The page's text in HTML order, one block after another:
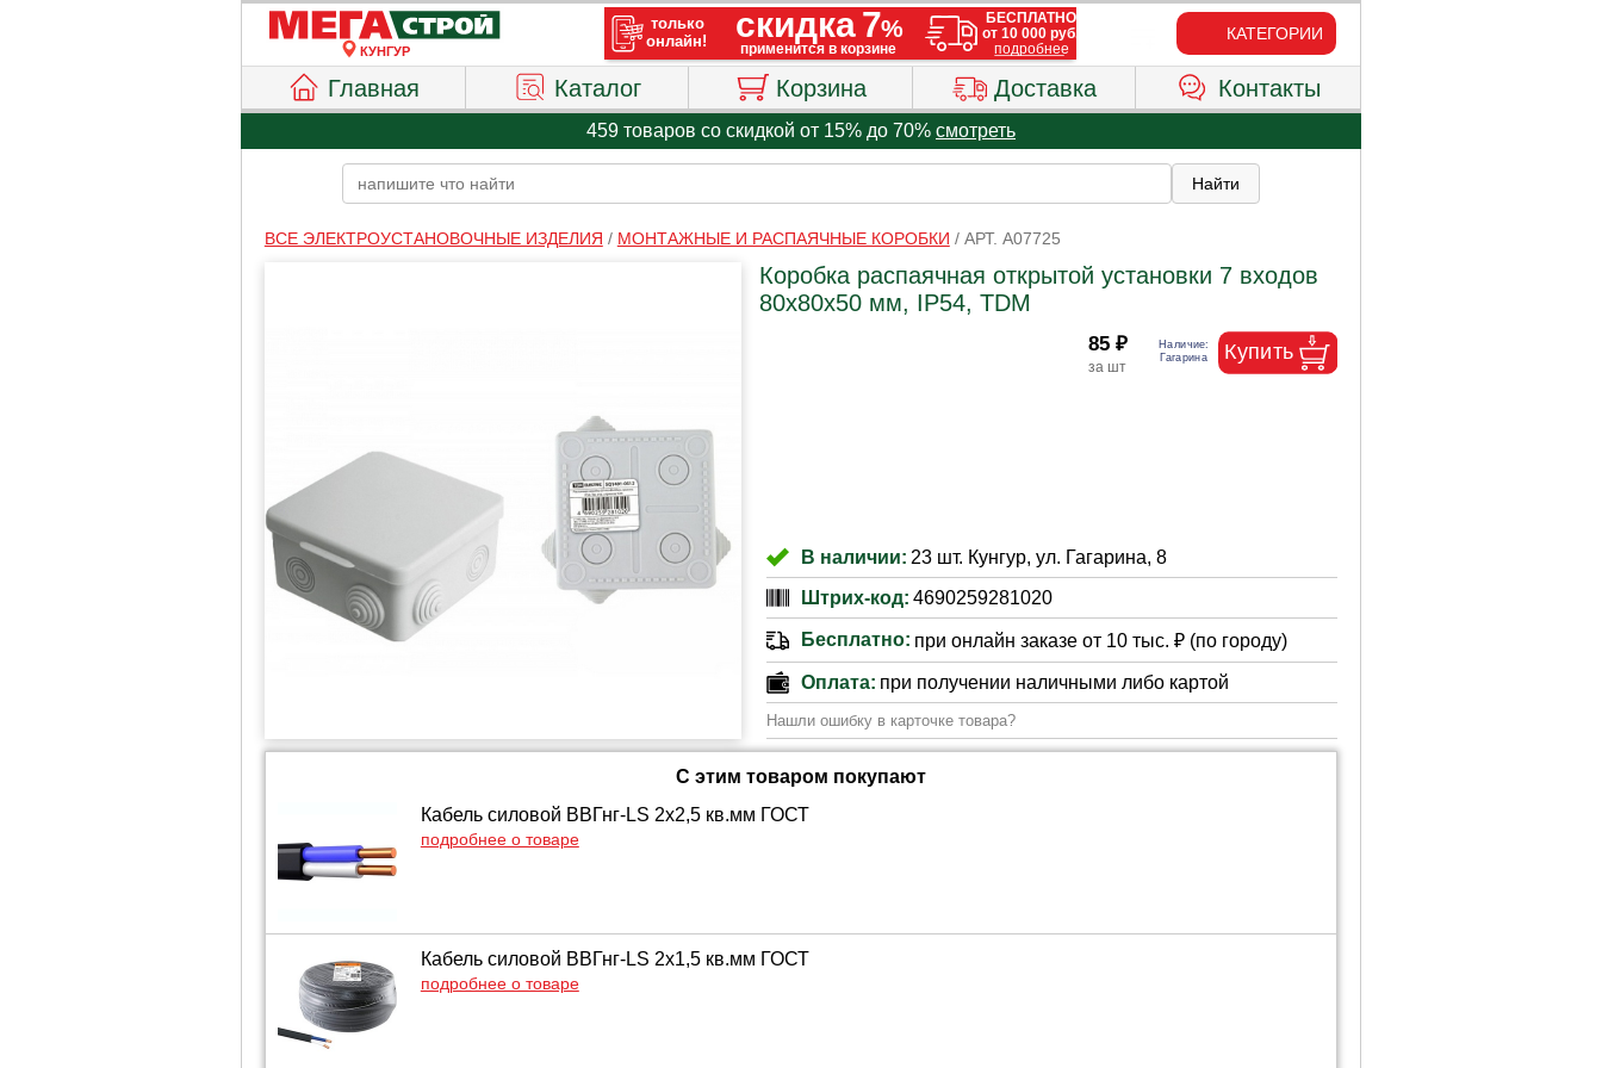
КУНГУР
КАТЕГОРИИ
Главная Каталог Корзина Доставка Контакты
459 товаров со скидкой от 15% до 70% смотреть
ВСЕ ЭЛЕКТРОУСТАНОВОЧНЫЕ ИЗДЕЛИЯ / МОНТАЖНЫЕ И РАСПАЯЧНЫЕ КОРОБКИ / АРТ. A07725
Коробка распаячная открытой установки 7 входов
80х80х50 мм, IP54, TDM
85 ₽
В наличии: 23 шт. Кунгур, ул. Гагарина, 8
Штрих-код: 4690259281020
Бесплатно: при онлайн заказе от 10 тыс. ₽ (по городу)
Оплата: при получении наличными либо картой
Нашли ошибку в карточке товара?
С этим товаром покупают
Кабель силовой ВВГнг-LS 2х2,5 кв.мм ГОСТ
подробнее о товаре
Кабель силовой ВВГнг-LS 2х1,5 кв.мм ГОСТ
подробнее о товаре